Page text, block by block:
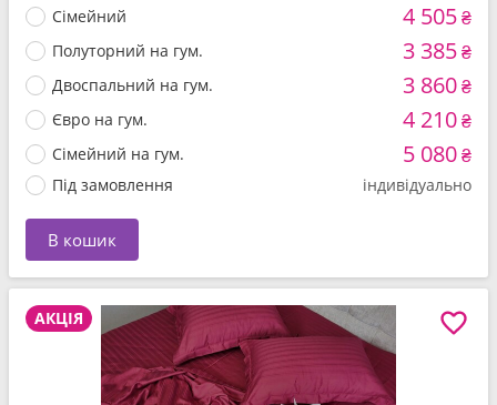
Сімейний 4 505₴
Полуторний на гум. 3 385₴
Двоспальний на гум. 3 860₴
Євро на гум. 4 210₴
Сімейний на гум. 5 080₴
Під замовлення індивідуально
В кошик
АКЦІЯ